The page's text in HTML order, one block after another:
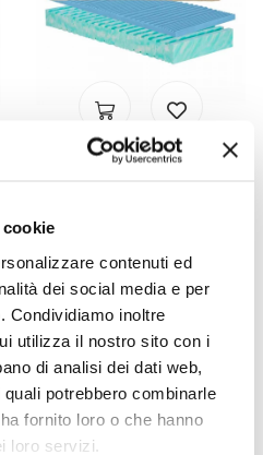
contenuti ed
dei social media e per
Condividiamo inoltre
utilizza il nostro sito con i
di analisi dei dati web,
potrebbero combinarle
fornito loro o che hanno
loro servizi.
VIADURINI NIGHT DESIGN
- 20%